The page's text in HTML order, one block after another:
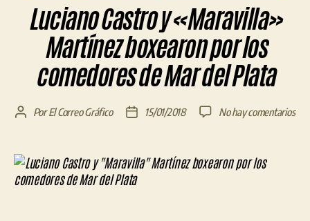
Luciano Castro y «Maravilla»
Martínez boxearon por los
comedores de Mar del Plata
Autor
entrada
PorEl Correo Gráfico
Fecha
entrada
15/01/2018 No hay comentariosen